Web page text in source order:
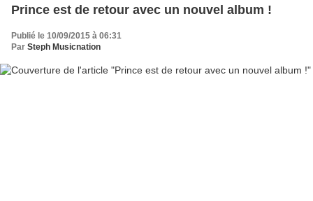
Prince est de retour avec un nouvel album !
Publié le 10/09/2015 à 06:31
Par Steph Musicnation